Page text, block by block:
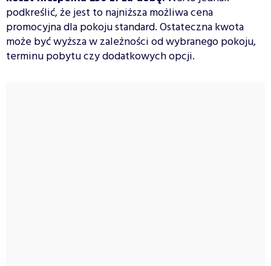
podkreślić, że jest to najniższa możliwa cena
promocyjna dla pokoju standard. Ostateczna kwota
może być wyższa w zależności od wybranego pokoju,
terminu pobytu czy dodatkowych opcji.